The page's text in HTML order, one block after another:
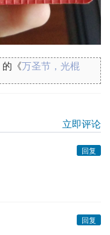
的《万圣节，光棍
立即评论
回复
回复